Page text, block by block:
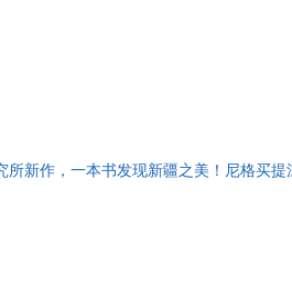
所新作，一本书发现新疆之美！尼格买